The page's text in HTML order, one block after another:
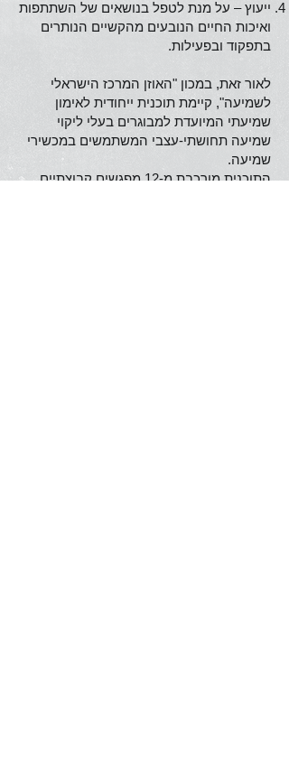
ייעוץ – על מנת לטפל בנושאים של השתתפות
ואיכות החיים הנובעים מהקשיים הנותרים
בתפקוד ובפעילות.
לאור זאת, במכון "האוזן המרכז הישראלי
לשמיעה", קיימת תוכנית ייחודית לאימון
שמיעתי המיועדת למבוגרים בעלי ליקוי
שמיעה תחושתי-עצבי המשתמשים במכשירי
שמיעה.
התוכנית מורכבת מ-12 מפגשים קבוצתיים